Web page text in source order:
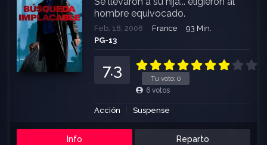
hombre equivocado.
Feb. 18, 2008 France
93 Min.
PG-13
Tu voto: 0
7.3
6 votos
Acción Suspense
Info Reparto